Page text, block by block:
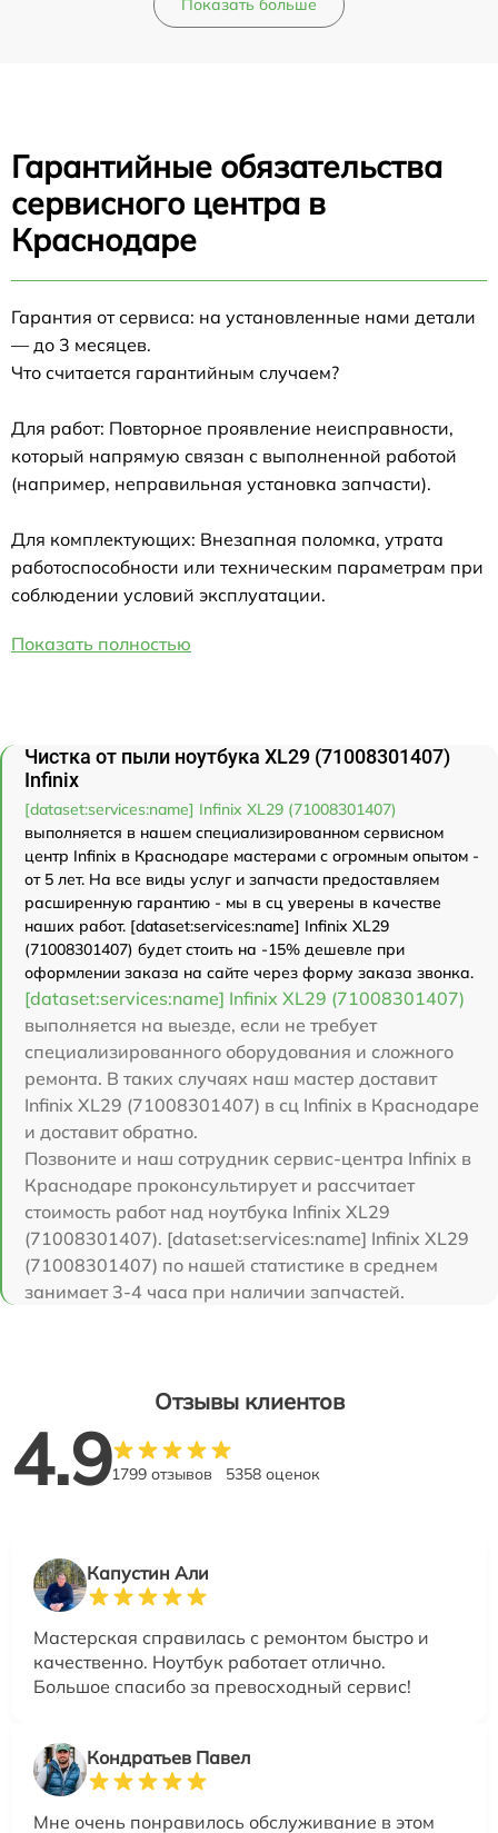
Показать больше
Гарантийные обязательства
сервисного центра в
Краснодаре
Гарантия от сервиса: на установленные нами детали
— до 3 месяцев.
Что считается гарантийным случаем?
Для работ: Повторное проявление неисправности,
который напрямую связан с выполненной работой
(например, неправильная установка запчасти).
Для комплектующих: Внезапная поломка, утрата
работоспособности или техническим параметрам при
соблюдении условий эксплуатации.
Показать полностью
Чистка от пыли ноутбука XL29 (71008301407)
Infinix
[dataset:services:name] Infinix XL29 (71008301407)
выполняется в нашем специализированном сервисном
центр Infinix в Краснодаре мастерами с огромным опытом -
от 5 лет. На все виды услуг и запчасти предоставляем
расширенную гарантию - мы в сц уверены в качестве
наших работ. [dataset:services:name] Infinix XL29
(71008301407) будет стоить на -15% дешевле при
оформлении заказа на сайте через форму заказа звонка.
[dataset:services:name] Infinix XL29 (71008301407)
выполняется на выезде, если не требует
специализированного оборудования и сложного
ремонта. В таких случаях наш мастер доставит
Infinix XL29 (71008301407) в сц Infinix в Краснодаре
и доставит обратно.
Позвоните и наш сотрудник сервис-центра Infinix в
Краснодаре проконсультирует и рассчитает
стоимость работ над ноутбука Infinix XL29
(71008301407). [dataset:services:name] Infinix XL29
(71008301407) по нашей статистике в среднем
занимает 3-4 часа при наличии запчастей.
Отзывы клиентов
4.91799 отзывов 5358 оценок
Капустин Али
Мастерская справилась с ремонтом быстро и
качественно. Ноутбук работает отлично.
Большое спасибо за превосходный сервис!
Кондратьев Павел
Мне очень понравилось обслуживание в этом